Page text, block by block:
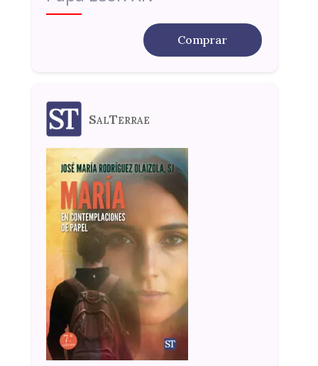
Comprar
SalTerrae